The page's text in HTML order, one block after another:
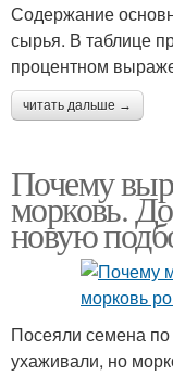
Содержание
сырья. В таблице
процентном
читать дальше →
Почему
морковь.
новую
Посеяли семена
ухаживали, но